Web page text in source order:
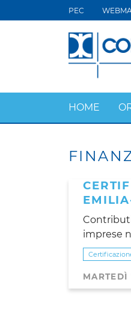
PEC
HOME
imprese